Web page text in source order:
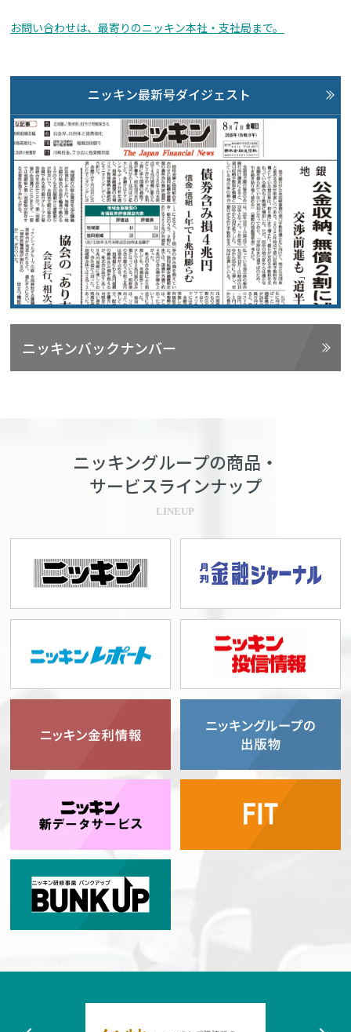
お問い合わせは、最寄りのニッキン本社・支社局まで。
ニッキン最新号ダイジェスト
ニッキンバックナンバー
ニッキングループの商品・
サービスラインナップ
LINEUP